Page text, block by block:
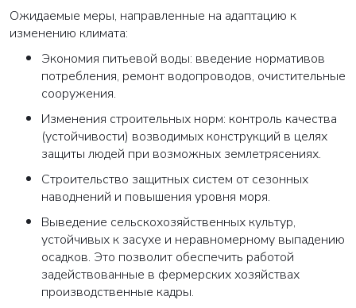
Ожидаемые меры, направленные на адаптацию к
изменению климата:
Экономия питьевой воды: введение нормативов
потребления, ремонт водопроводов, очистительные
сооружения.
Изменения строительных норм: контроль качества
(устойчивости) возводимых конструкций в целях
защиты людей при возможных землетрясениях.
Строительство защитных систем от сезонных
наводнений и повышения уровня моря.
Выведение сельскохозяйственных культур,
устойчивых к засухе и неравномерному выпадению
осадков. Это позволит обеспечить работой
задействованные в фермерских хозяйствах
производственные кадры.